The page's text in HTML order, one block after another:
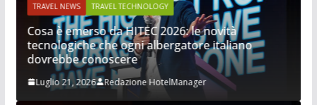
TRAVEL NEWS TRAVEL TECHNOLOGY
Cosa è emerso da HITEC 2026: le novità
tecnologiche che ogni albergatore italiano
dovrebbe conoscere
Luglio 21, 2026 Redazione HotelManager